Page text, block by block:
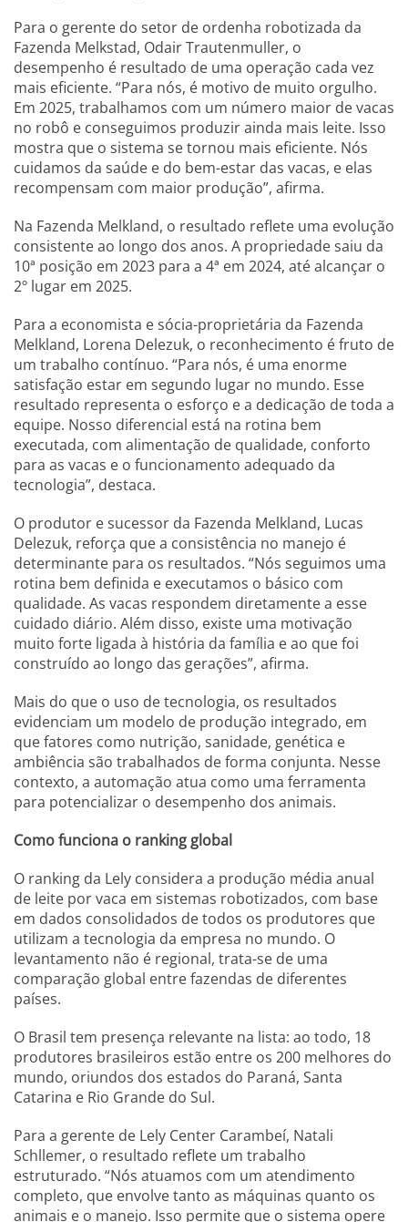
Para o gerente do setor de ordenha robotizada da
Fazenda Melkstad, Odair Trautenmuller, o
desempenho é resultado de uma operação cada vez
mais eficiente. “Para nós, é motivo de muito orgulho.
Em 2025, trabalhamos com um número maior de vacas
no robô e conseguimos produzir ainda mais leite. Isso
mostra que o sistema se tornou mais eficiente. Nós
cuidamos da saúde e do bem-estar das vacas, e elas
recompensam com maior produção”, afirma.
Na Fazenda Melkland, o resultado reflete uma evolução
consistente ao longo dos anos. A propriedade saiu da
10ª posição em 2023 para a 4ª em 2024, até alcançar o
2º lugar em 2025.
Para a economista e sócia-proprietária da Fazenda
Melkland, Lorena Delezuk, o reconhecimento é fruto de
um trabalho contínuo. “Para nós, é uma enorme
satisfação estar em segundo lugar no mundo. Esse
resultado representa o esforço e a dedicação de toda a
equipe. Nosso diferencial está na rotina bem
executada, com alimentação de qualidade, conforto
para as vacas e o funcionamento adequado da
tecnologia”, destaca.
O produtor e sucessor da Fazenda Melkland, Lucas
Delezuk, reforça que a consistência no manejo é
determinante para os resultados. “Nós seguimos uma
rotina bem definida e executamos o básico com
qualidade. As vacas respondem diretamente a esse
cuidado diário. Além disso, existe uma motivação
muito forte ligada à história da família e ao que foi
construído ao longo das gerações”, afirma.
Mais do que o uso de tecnologia, os resultados
evidenciam um modelo de produção integrado, em
que fatores como nutrição, sanidade, genética e
ambiência são trabalhados de forma conjunta. Nesse
contexto, a automação atua como uma ferramenta
para potencializar o desempenho dos animais.
Como funciona o ranking global
O ranking da Lely considera a produção média anual
de leite por vaca em sistemas robotizados, com base
em dados consolidados de todos os produtores que
utilizam a tecnologia da empresa no mundo. O
levantamento não é regional, trata-se de uma
comparação global entre fazendas de diferentes
países.
O Brasil tem presença relevante na lista: ao todo, 18
produtores brasileiros estão entre os 200 melhores do
mundo, oriundos dos estados do Paraná, Santa
Catarina e Rio Grande do Sul.
Para a gerente de Lely Center Carambeí, Natali
Schllemer, o resultado reflete um trabalho
estruturado. “Nós atuamos com um atendimento
completo, que envolve tanto as máquinas quanto os
animais e o manejo. Isso permite que o sistema opere